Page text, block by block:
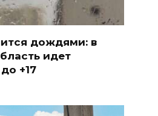
дождями: в
идет
+17